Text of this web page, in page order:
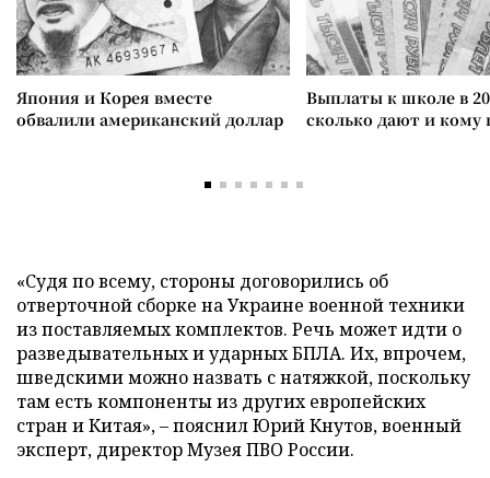
Япония и Корея вместе
обвалили американский доллар
Выплаты к школе в
сколько дают и
«Судя по всему, стороны договорились об
отверточной сборке на Украине военной техники
из поставляемых комплектов. Речь может идти о
разведывательных и ударных БПЛА. Их, впрочем,
шведскими можно назвать с натяжкой, поскольку
там есть компоненты из других европейских
стран и Китая», – пояснил Юрий Кнутов, военный
эксперт, директор Музея ПВО России.